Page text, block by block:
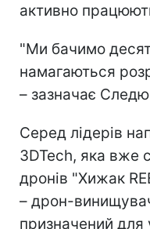
активно
"Ми бачимо
намагаються
– зазначає
Серед лідерів
3DTech, яка вже
дронів "Хижак
– дрон-
призначений